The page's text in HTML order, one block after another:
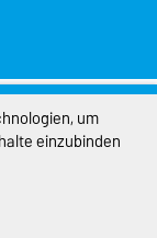
um
einzubinden